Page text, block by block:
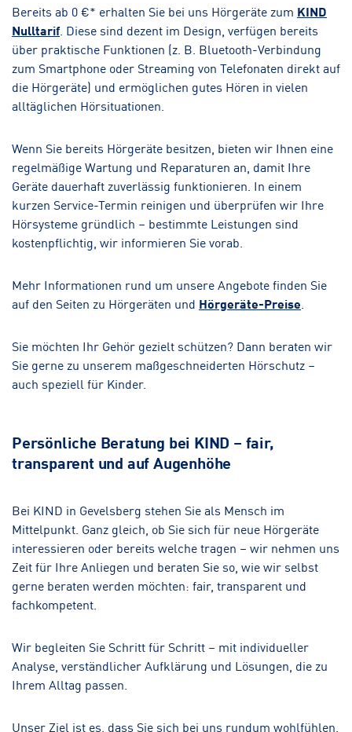
Bereits ab 0 €* erhalten Sie bei uns Hörgeräte zum KIND
Nulltarif . Diese sind dezent im Design, verfügen bereits
über praktische Funktionen (z. B. Bluetooth-Verbindung
zum Smartphone oder Streaming von Telefonaten direkt auf
die Hörgeräte) und ermöglichen gutes Hören in vielen
alltäglichen Hörsituationen.
Wenn Sie bereits Hörgeräte besitzen, bieten wir Ihnen eine
regelmäßige Wartung und Reparaturen an, damit Ihre
Geräte dauerhaft zuverlässig funktionieren. In einem
kurzen Service-Termin reinigen und überprüfen wir Ihre
Hörsysteme gründlich – bestimmte Leistungen sind
kostenpflichtig, wir informieren Sie vorab.
Mehr Informationen rund um unsere Angebote finden Sie
auf den Seiten zu Hörgeräten und Hörgeräte-Preise
Sie möchten Ihr Gehör gezielt schützen? Dann beraten wir
Sie gerne zu unserem maßgeschneiderten Hörschutz –
auch speziell für Kinder.
Persönliche Beratung bei KIND – fair,
transparent und auf Augenhöhe
Bei KIND in Gevelsberg stehen Sie als Mensch im
Mittelpunkt. Ganz gleich, ob Sie sich für neue Hörgeräte
interessieren oder bereits welche tragen – wir nehmen uns
Zeit für Ihre Anliegen und beraten Sie so, wie wir selbst
gerne beraten werden möchten: fair, transparent und
fachkompetent.
Wir begleiten Sie Schritt für Schritt – mit individueller
Analyse, verständlicher Aufklärung und Lösungen, die zu
Ihrem Alltag passen.
Unser Ziel ist es, dass Sie sich bei uns rundum wohlfühlen.